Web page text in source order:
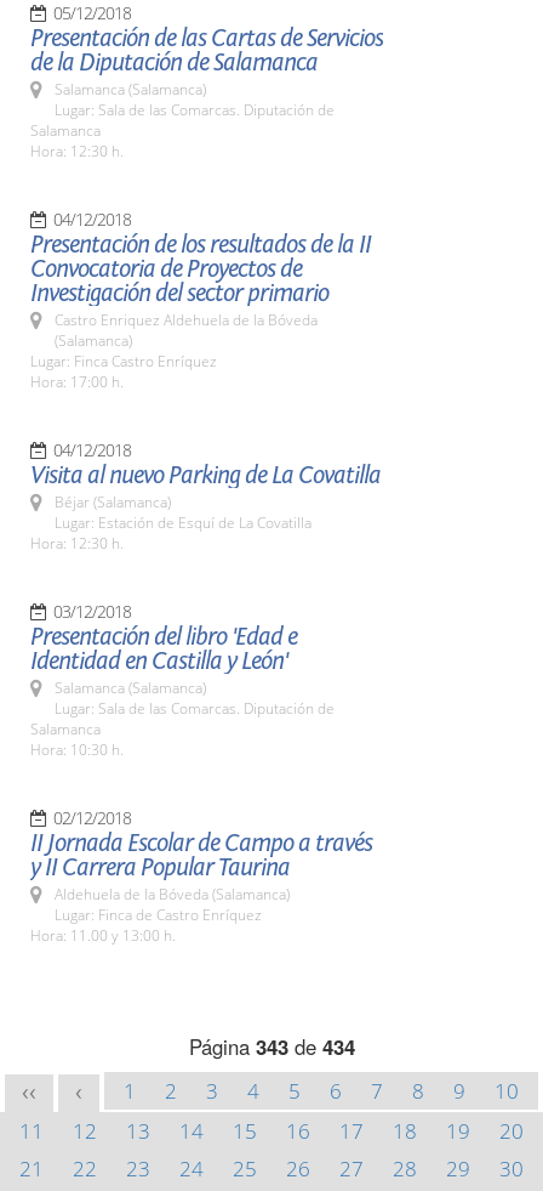
05/12/2018
Presentación de las Cartas de Servicios
de la Diputación de Salamanca
Salamanca (Salamanca)
Lugar: Sala de las Comarcas. Diputación de
Salamanca
Hora: 12:30 h.
04/12/2018
Presentación de los resultados de la II
Convocatoria de Proyectos de
Investigación del sector primario
Castro Enriquez Aldehuela de la Bóveda
(Salamanca)
Lugar: Finca Castro Enríquez
Hora: 17:00 h.
04/12/2018
Visita al nuevo Parking de La Covatilla
Béjar (Salamanca)
Lugar: Estación de Esquí de La Covatilla
Hora: 12:30 h.
03/12/2018
Presentación del libro 'Edad e
Identidad en Castilla y León'
Salamanca (Salamanca)
Lugar: Sala de las Comarcas. Diputación de
Salamanca
Hora: 10:30 h.
02/12/2018
II Jornada Escolar de Campo a través
y II Carrera Popular Taurina
Aldehuela de la Bóveda (Salamanca)
Lugar: Finca de Castro Enríquez
Hora: 11.00 y 13:00 h.
Página 343de 434
<< < 1 2 3 4 5 6 7 8 9
10
11
12 13 14 15 16 17 18 19
20
21
22 23 24 25 26 27 28 29
30